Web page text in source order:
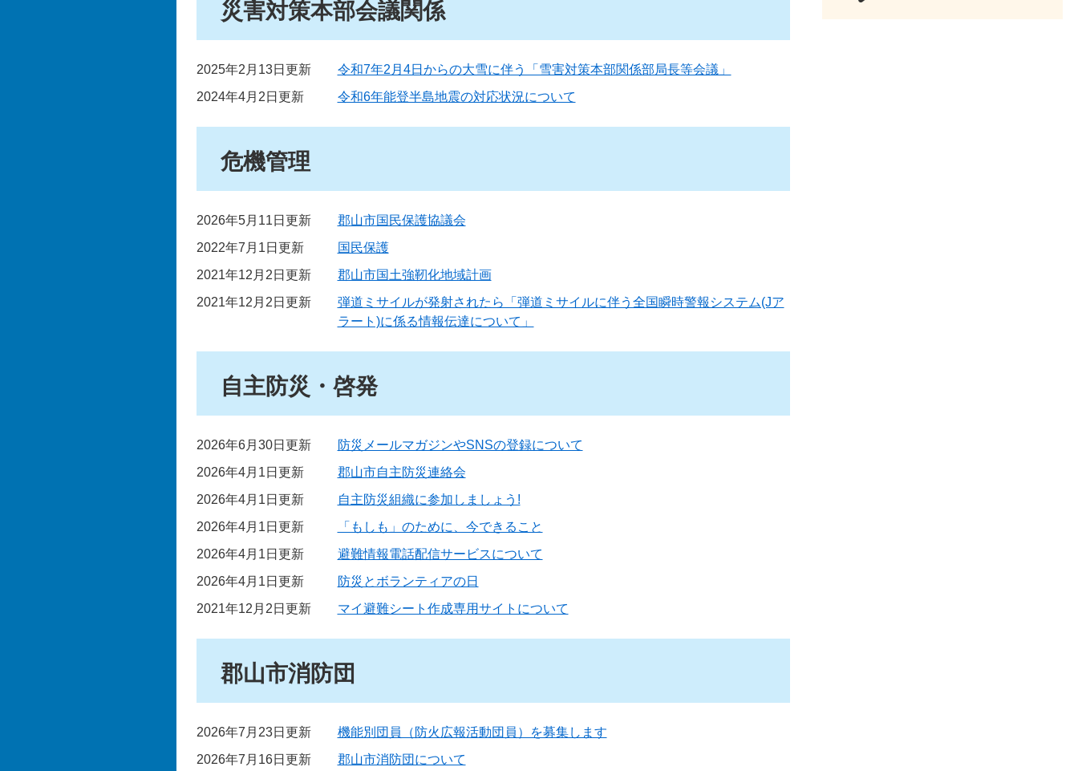
災害対策本部会議関係
2025年2月13日更新
令和7年2月4日からの大雪に伴う「雪害対策本部関係部局長等会議」
2024年4月2日更新
令和6年能登半島地震の対応状況について
危機管理
2026年5月11日更新
郡山市国民保護協議会
2022年7月1日更新
国民保護
2021年12月2日更新
郡山市国土強靭化地域計画
2021年12月2日更新
弾道ミサイルが発射されたら「弾道ミサイルに伴う全国瞬時警報システム(Jア
ラート)に係る情報伝達について」
自主防災・啓発
2026年6月30日更新
防災メールマガジンやSNSの登録について
2026年4月1日更新
郡山市自主防災連絡会
2026年4月1日更新
自主防災組織に参加しましょう!
2026年4月1日更新
「もしも」のために、今できること
2026年4月1日更新
避難情報電話配信サービスについて
2026年4月1日更新
防災とボランティアの日
2021年12月2日更新
マイ避難シート作成専用サイトについて
郡山市消防団
2026年7月23日更新
機能別団員（防火広報活動団員）を募集します
2026年7月16日更新
郡山市消防団について